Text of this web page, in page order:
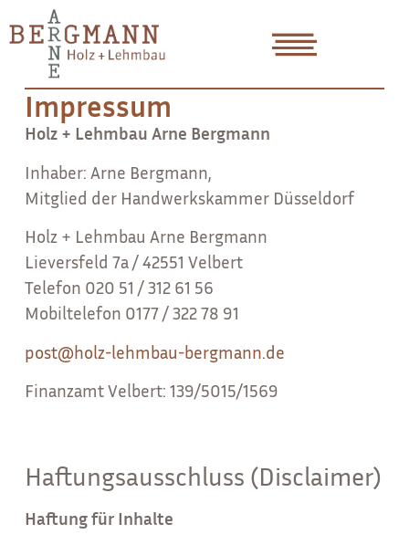
Impressum
Holz + Lehmbau Arne Bergmann
Inhaber: Arne Bergmann,
Mitglied der Handwerkskammer Düsseldorf
Holz + Lehmbau Arne Bergmann
Lieversfeld 7a / 42551 Velbert
Telefon 020 51 / 312 61 56
Mobiltelefon 0177 / 322 78 91
post@holz-lehmbau-bergmann.de
Finanzamt Velbert: 139/5015/1569
Haftungsausschluss (Disclaimer)
Haftung für Inhalte